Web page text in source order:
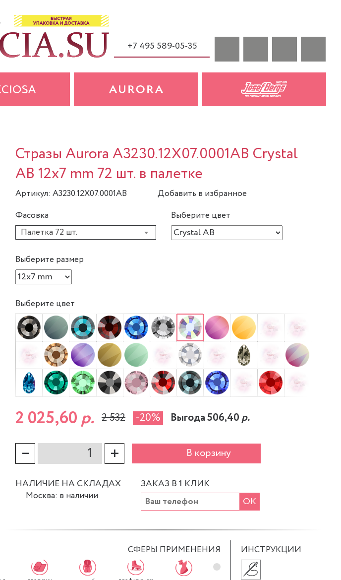
+7 495 589-05-35
Стразы Aurora A3230.12X07.0001AB Crystal
AB 12x7 mm 72 шт. в палетке
Артикул: A3230.12X07.0001AB
Добавить в избранное
Фасовка
Палетка 72 шт.
Выберите цвет
Выберите размер
Выберите цвет
2 025,60р. 2 532 -20% Выгода 506,40р.
– + В корзину
НАЛИЧИЕ НА СКЛАДАХ
Москва: в наличии
ЗАКАЗ В 1 КЛИК
ОК
СФЕРЫ ПРИМЕНЕНИЯ ИНСТРУКЦИИ